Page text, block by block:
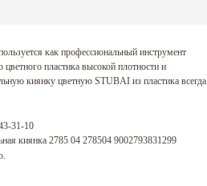
как профессиональный инструмент
пластика высокой плотности и
киянку цветную STUBAI из пластика всегда
31-10
киянка 2785 04 278504 9002793831299